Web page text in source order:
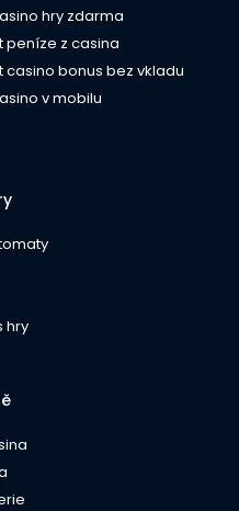
hry zdarma
peníze z casina
casino bonus bez vkladu
v mobilu
hry